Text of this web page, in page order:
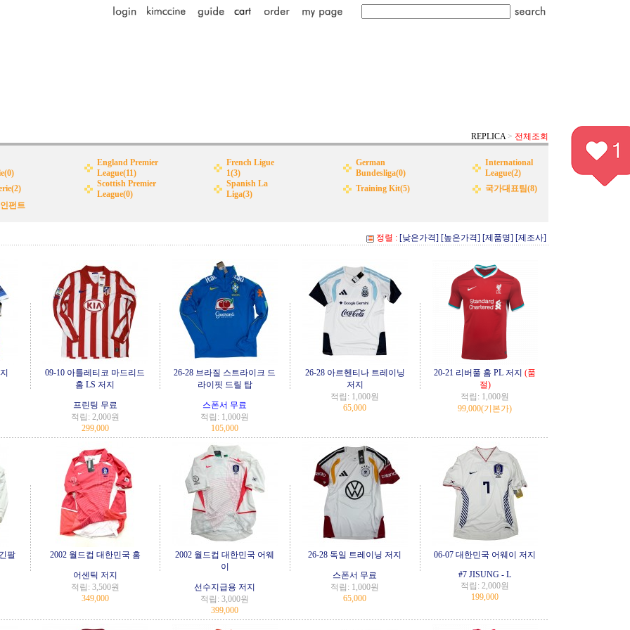
REPLICA> 전체조회
England Premier
League(11)
French Ligue
1(3)
German
Bundesliga(0)
International
League(2)
Scottish Premier
League(0)
Spanish La
Liga(3)
Training Kit(5)
국가대표팀(8)
펀트
정렬 : [낮은가격] [높은가격] [제품명] [제조사]
09-10 아틀레티코 마드리드
홈 LS 저지
프린팅 무료
적립: 2,000원
299,000
26-28 브라질 스트라이크 드
라이핏 드릴 탑
스폰서 무료
적립: 1,000원
105,000
26-28 아르헨티나 트레이닝
저지
적립: 1,000원
65,000
20-21 리버풀 홈 PL 저지 (품
절)
적립: 1,000원
99,000(기본가)
팔 2002 월드컵 대한민국 홈
어센틱 저지
적립: 3,500원
349,000
2002 월드컵 대한민국 어웨
이
선수지급용 저지
적립: 3,000원
399,000
26-28 독일 트레이닝 저지
스폰서 무료
적립: 1,000원
65,000
06-07 대한민국 어웨이 저지
#7 JISUNG - L
적립: 2,000원
199,000